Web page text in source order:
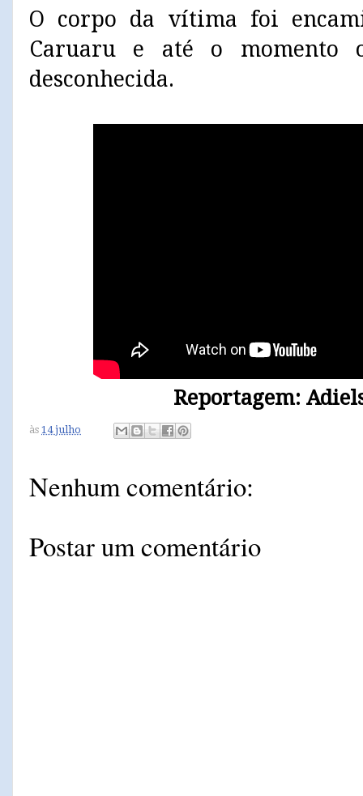
O corpo da vítima foi
Caruaru e até o
desconhecida.
Reportagem:
às 14 julho
Nenhum comentário:
Postar um comentário